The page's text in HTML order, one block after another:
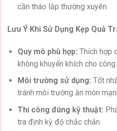
cần tháo lắp thường xuyên
Lưu Ý Khi Sử Dụng Kẹp Quả
Quy mô phù hợp: Thích hợp
không khuyến khích cho
Môi trường sử dụng: Tốt
tránh môi trường ăn mòn
Thi công đúng kỹ thuật:
tra định kỳ độ chắc chắn